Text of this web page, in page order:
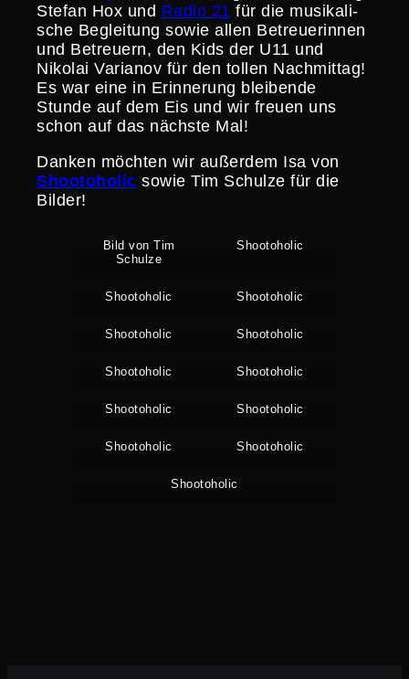
Stefan Hox und Radio 21 für die musika­li­
sche Beglei­tung sowie allen Betreue­rinnen
und Betreuern, den Kids der U11 und
Nikolai Varianov für den tollen Nachmittag!
Es war eine in Erinne­rung bleibende
Stunde auf dem Eis und wir freuen uns
schon auf das nächste Mal!
Danken möchten wir außerdem Isa von
Shooto­holic sowie Tim Schulze für die
Bilder!
Bild von Tim
Schulze
Shooto­holic
Shooto­holic Shooto­holic
Shooto­holic Shooto­holic
Shooto­holic Shooto­holic
Shooto­holic Shooto­holic
Shooto­holic Shooto­holic
Shooto­holic